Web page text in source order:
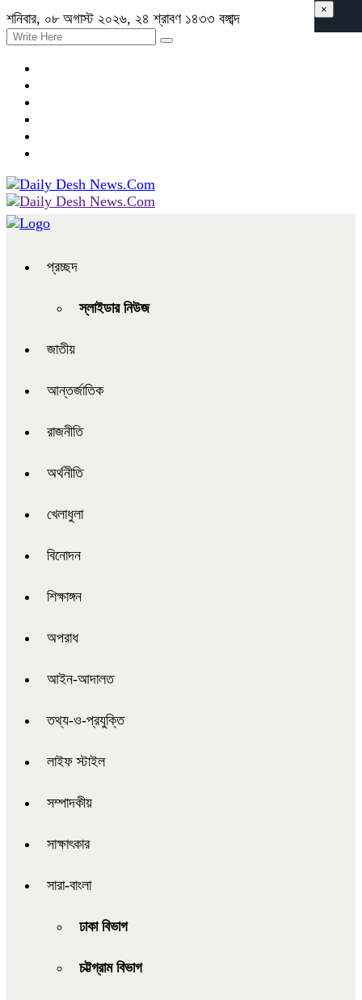
শনিবার, ০৮ অগাস্ট ২০২৬, ২৪ শ্রাবণ ১৪৩৩ বঙ্গাব্দ
প্রচ্ছদ
স্লাইডার নিউজ
জাতীয়
আন্তর্জাতিক
রাজনীতি
অর্থনীতি
খেলাধুলা
বিনোদন
শিক্ষাঙ্গন
অপরাধ
আইন-আদালত
তথ্য-ও-প্রযুক্তি
লাইফ স্টাইল
সম্পাদকীয়
সাক্ষাৎকার
সারা-বাংলা
ঢাকা বিভাগ
চট্টগ্রাম বিভাগ
×